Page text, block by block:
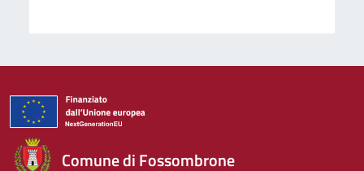
Comune di Fossombrone